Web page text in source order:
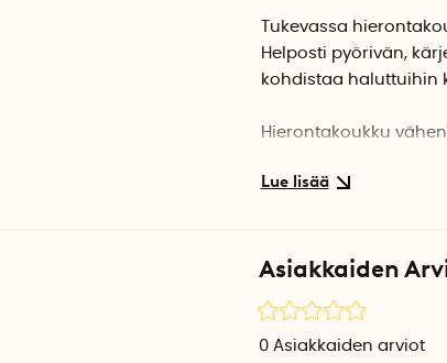
Tukevassa
Helposti pyörivän,
kohdistaa haluttuihin
Hierontakoukku
kuormituksesta.
Vinkki! Pidä kiinni
puolella, eli jos
kädelläsi ja
lihaksia. Jos haluat
Asiakkaiden
0 Asiakkaiden arviot